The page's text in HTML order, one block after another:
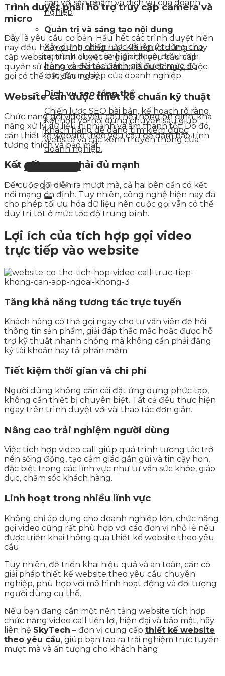
cận với sản phẩm và dịch vụ của doanh
nghiệp
Quản trị và sáng tạo nội dung
Xây dựng chiến lược và lên ý tưởng cho
content theo từng giai đoạn, để khách
hàng và đối tác đánh giá được mức độ
chuyên nghiệp của doanh nghiệp.
Dịch vụ seo tổng thể
Chiến lược SEO bài bản, kế hoạch rõ ràng
kết hợp với nội dung chuyên sâu giúp
khách hàng dễ dàng tìm kiếm được
website và các kênh truyền thông của
doanh nghiệp.
Liên hệ tư vấn
Trình duyệt phải hỗ trợ truy cập camera và
micro
Đây là yêu cầu cơ bản. Hầu hết các trình duyệt hiện
nay đều hỗ trợ tính năng này. Khi người dùng truy
cập website, trình duyệt sẽ hiển thị yêu cầu cấp
quyền sử dụng camera và micro. Nếu đồng ý, cuộc
gọi có thể bắt đầu ngay.
Website cần được thiết kế chuẩn kỹ thuật
Chức năng gọi video yêu cầu hệ thống ổn định, khả
năng xử lý dữ liệu hình ảnh và âm thanh tốt. Do đó,
cần thiết kế website theo yêu cầu để đảm bảo tính
tương thích và bảo mật.
Kết nối mạng phải đủ mạnh
Để cuộc gọi diễn ra mượt mà, cả hai bên cần có kết
nối mạng ổn định. Tuy nhiên, công nghệ hiện nay đã
cho phép tối ưu hóa dữ liệu nên cuộc gọi vẫn có thể
duy trì tốt ở mức tốc độ trung bình.
Lợi ích của tích hợp gọi video
trực tiếp vào website
Tăng khả năng tương tác trực tuyến
Khách hàng có thể gọi ngay cho tư vấn viên để hỏi
thông tin sản phẩm, giải đáp thắc mắc hoặc được hỗ
trợ kỹ thuật nhanh chóng mà không cần phải đăng
ký tài khoản hay tải phần mềm.
Tiết kiệm thời gian và chi phí
Người dùng không cần cài đặt ứng dụng phức tạp,
không cần thiết bị chuyên biệt. Tất cả đều thực hiện
ngay trên trình duyệt với vài thao tác đơn giản.
Nâng cao trải nghiệm người dùng
Việc tích hợp video call giúp quá trình tương tác trở
nên sống động, tạo cảm giác gần gũi và tin cậy hơn,
đặc biệt trong các lĩnh vực như tư vấn sức khỏe, giáo
dục, chăm sóc khách hàng.
Linh hoạt trong nhiều lĩnh vực
Không chỉ áp dụng cho doanh nghiệp lớn, chức năng
gọi video cũng rất phù hợp với các đơn vị nhỏ lẻ nếu
được triển khai thông qua thiết kế website theo yêu
cầu.
Tuy nhiên, để triển khai hiệu quả và an toàn, cần có
giải pháp thiết kế website theo yêu cầu chuyên
nghiệp, phù hợp với mô hình hoạt động và đối tượng
người dùng cụ thể.
Nếu bạn đang cần một nền tảng website tích hợp
chức năng video call tiện lợi, hiện đại và bảo mật, hãy
liên hệ SkyTech – đơn vị cung cấp thiết kế website
theo yêu cầu, giúp bạn tạo ra trải nghiệm trực tuyến
mượt mà và ấn tượng cho khách hàng